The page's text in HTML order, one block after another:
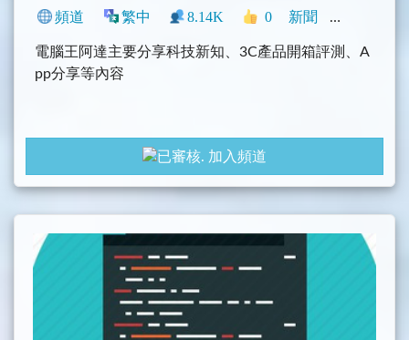
頻道 繁中 8.14K 0 新聞 臺灣
電腦王阿達主要分享科技新知、3C產品開箱評測、A
pp分享等內容
加入頻道